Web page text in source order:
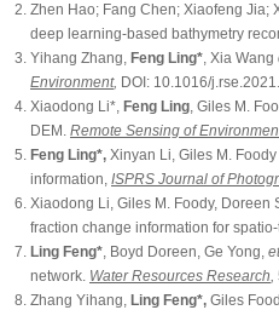
Zhen Hao; Fang Chen; Xiaofeng Jia;
deep learning‐based bathymetry
Yihang Zhang, Feng Ling*, Xia Wang
Environment, DOI: 10.1016/
Xiaodong Li*, Feng Ling, Giles M.
DEM. Remote Sensing of
Feng Ling*, Xinyan Li, Giles M. Foody
information, ISPRS Journal of
Xiaodong Li, Giles M. Foody, Doreen
fraction change information for
Ling Feng*, Boyd Doreen, Ge Yong,
network. Water Resources Research,
Zhang Yihang, Ling Feng*, Giles